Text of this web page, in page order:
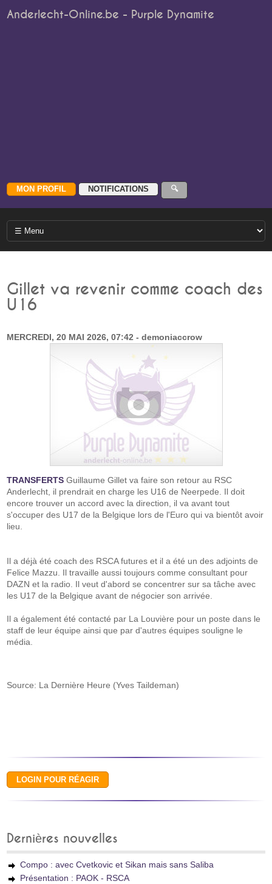
Anderlecht-Online.be - Purple Dynamite
Gillet va revenir comme coach des
U16
MERCREDI, 20 MAI 2026, 07:42 - demoniaccrow
TRANSFERTS Guillaume Gillet va faire son retour au RSC
Anderlecht, il prendrait en charge les U16 de Neerpede. Il doit
encore trouver un accord avec la direction, il va avant tout
s'occuper des U17 de la Belgique lors de l'Euro qui va bientôt avoir
lieu.
Il a déjà été coach des RSCA futures et il a été un des adjoints de
Felice Mazzu. Il travaille aussi toujours comme consultant pour
DAZN et la radio. Il veut d'abord se concentrer sur sa tâche avec
les U17 de la Belgique avant de négocier son arrivée.
Il a également été contacté par La Louvière pour un poste dans le
staff de leur équipe ainsi que par d'autres équipes souligne le
média.
Source: La Dernière Heure (Yves Taildeman)
Dernières nouvelles
Compo : avec Cvetkovic et Sikan mais sans Saliba
Présentation : PAOK - RSCA